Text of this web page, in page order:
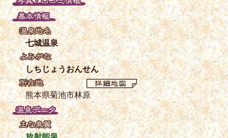
七城温泉
しちじょうおんせん
熊本県菊池市林原